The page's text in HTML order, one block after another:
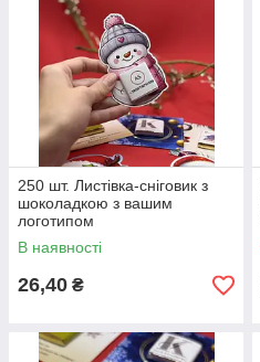
250 шт. Листівка-сніговик з
шоколадкою з вашим
логотипом
В наявності
26,40 ₴